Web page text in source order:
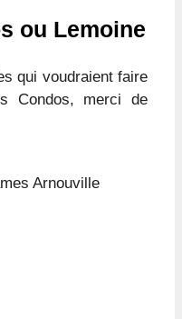
ou Lemoine
qui voudraient faire
Condos, merci de
Arnouville